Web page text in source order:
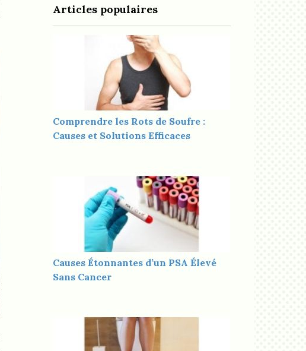
Articles populaires
Comprendre les Rots de Soufre :
Causes et Solutions Efficaces
Causes Étonnantes d’un PSA Élevé
Sans Cancer